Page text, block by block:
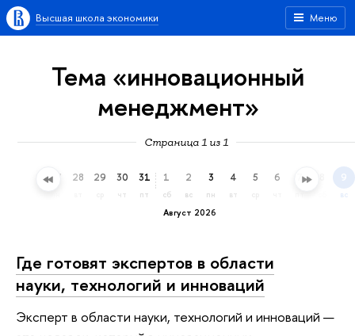
Меню
Высшая школа экономики
Тема «инновационный
менеджмент»
Страница 1 из 1
27 28 29 30
чт
31
пт
Август 2026
1
сб
2
вс
3
пн
4
вт
5 6 7 9
вс
Где готовят экспертов в области
науки, технологий и инноваций
Эксперт в области науки, технологий и инноваций —